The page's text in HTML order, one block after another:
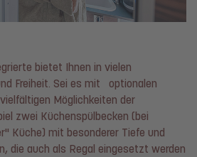
bietet Ihnen in vielen
Freiheit. Sei es mit optionalen
Möglichkeiten der
zwei Küchenspülbecken (bei
Küche) mit besonderer Tiefe und
die auch als Regal eingesetzt werden